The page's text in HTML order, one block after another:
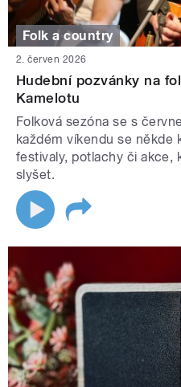
Folk a country
2. červen 2026
Hudební pozvánky na
Kamelotu
Folková sezóna se s
každém víkendu se někde
festivaly, potlachy či akce,
slyšet.